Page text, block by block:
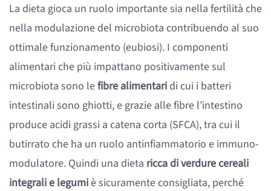
La dieta gioca un ruolo importante sia nella fertilità che
nella modulazione del microbiota contribuendo al suo
ottimale funzionamento (eubiosi). I componenti
alimentari che più impattano positivamente sul
microbiota sono lefibre alimentari di cui i batteri
intestinali sono ghiotti, e grazie alle fibre l’intestino
produce acidi grassi a catena corta (SFCA), tra cui il
butirrato che ha un ruolo antinfiammatorio e immuno-
modulatore. Quindi una dieta ricca di verdure cereali
integrali e legumiè sicuramente consigliata, perché